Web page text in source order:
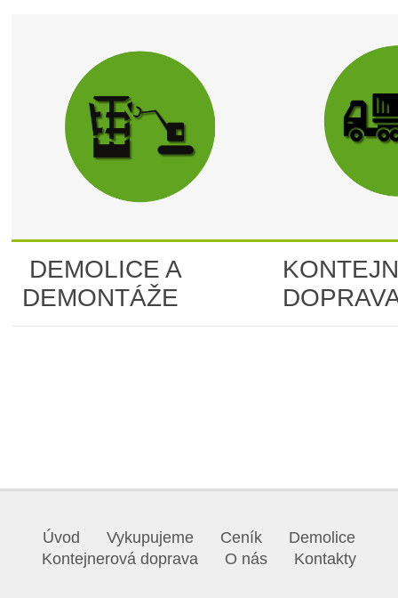
DEMOLICE A
DEMONTÁŽE
Úvod Vykupujeme Ceník
Demolice
Kontejnerová doprava
O nás Kontakty